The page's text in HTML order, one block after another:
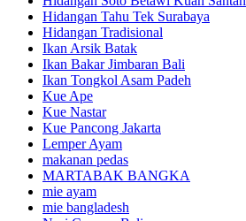
Hidangan Tahu Tek Surabaya
Hidangan Tradisional
Ikan Arsik Batak
Ikan Bakar Jimbaran Bali
Ikan Tongkol Asam Padeh
Kue Ape
Kue Nastar
Kue Pancong Jakarta
Lemper Ayam
makanan pedas
MARTABAK BANGKA
mie ayam
mie bangladesh